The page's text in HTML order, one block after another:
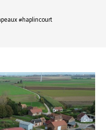
#haplincourt